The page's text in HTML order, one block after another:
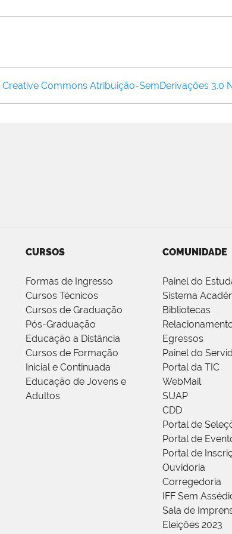
Creative Commons Atribuição-SemDerivações 3.0
CURSOS
Formas de Ingresso
Cursos Técnicos
Cursos de Graduação
Pós-Graduação
Educação a Distância
Cursos de Formação
Inicial e Continuada
Educação de Jovens e
Adultos
COMUNIDADE
Painel do
Sistema
Bibliotecas
Egressos
Painel do
Portal da TIC
WebMail
SUAP
CDD
Portal de
Portal de
Portal de
Ouvidoria
Corregedoria
IFF Sem
Sala de
Eleições 2023